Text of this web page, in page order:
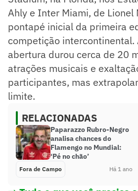
Ahly e Inter Miami, de Lionel
pontapé inicial da primeira
competição intercontinental.
abertura durou cerca de 20
atrações musicais e
participantes, mas
limite.
RELACIONADAS
Paparazzo Rubro-Negro
analisa chances do
Flamengo no Mundial:
‘Pé no chão’
Fora de Campo Há 1 ano